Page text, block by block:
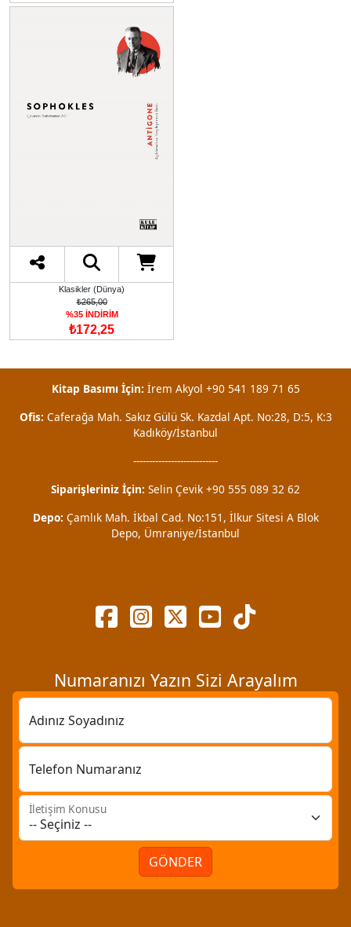
Klasikler (Dünya)
₺265,00
%35 İNDİRİM
₺172,25
Kitap Basımı İçin: İrem Akyol +90 541 189 71 65
Ofis: Caferağa Mah. Sakız Gülü Sk. Kazdal Apt. No:28, D:5, K:3
Kadıköy/İstanbul
---------------------------
Siparişleriniz İçin: Selin Çevik +90 555 089 32 62
Depo: Çamlık Mah. İkbal Cad. No:151, İlkur Sitesi A Blok
Depo, Ümraniye/İstanbul
Numaranızı Yazın Sizi Arayalım
Adınız Soyadınız
Telefon Numaranız
İletişim Konusu
GÖNDER